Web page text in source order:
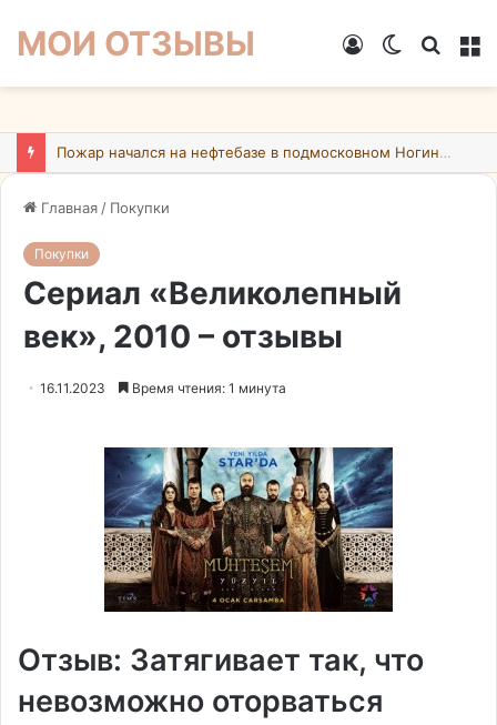
МОИ ОТЗЫВЫ
Switch
Войти
Пожар начался на нефтебазе в подмосковном Ногинске в результате атаки БПЛА ВСУ
Главная / Покупки
Покупки
Сериал «Великолепный
век», 2010 – отзывы
16.11.2023 Время чтения: 1 минута
Отзыв: Затягивает так, что
невозможно оторваться